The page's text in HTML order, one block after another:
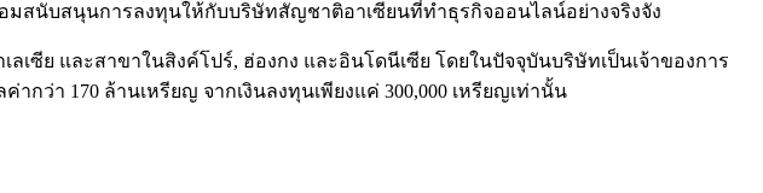
มสนับสนุนการลงทุนให้กับบริษัทสัญชาติอาเซียนที่ทำธุรกิจออนไลน์อย่างจริงจัง
เซีย และสาขาในสิงค์โปร์, ฮ่องกง และอินโดนีเซีย โดยในปัจจุบันบริษัทเป็นเจ้าของการ
ว่า 170 ล้านเหรียญ จากเงินลงทุนเพียงแค่ 300,000 เหรียญเท่านั้น